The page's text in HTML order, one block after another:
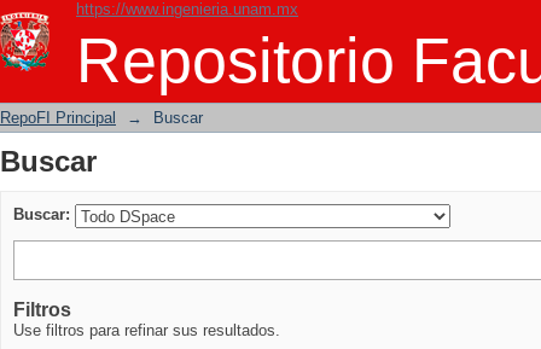
https://www.ingenieria.unam.mx
Repositorio
Buscar
RepoFI Principal → Buscar
Buscar
Buscar:
Filtros
Use filtros para refinar sus resultados.